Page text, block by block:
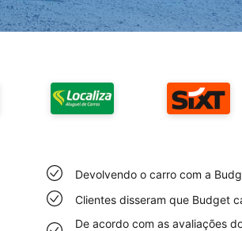
Devolvendo o carro com a
Clientes disseram que Budget
De acordo com as avaliações